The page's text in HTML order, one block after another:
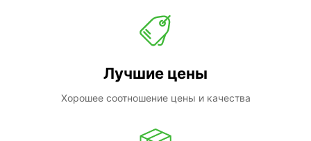
Лучшие цены
Хорошее соотношение цены и качества